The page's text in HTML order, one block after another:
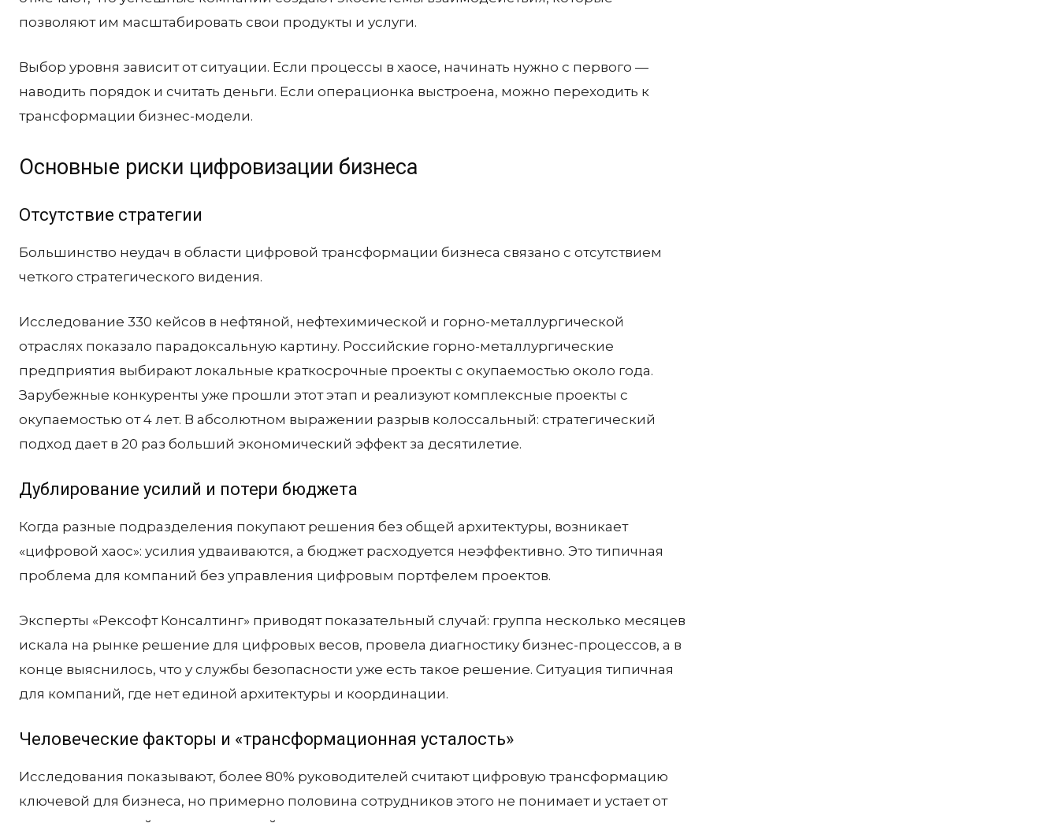
позволяют им масштабировать свои продукты и услуги.
Выбор уровня зависит от ситуации. Если процессы в хаосе, начинать нужно с первого —
наводить порядок и считать деньги. Если операционка выстроена, можно переходить к
трансформации бизнес-модели.
Основные риски цифровизации бизнеса
Отсутствие стратегии
Большинство неудач в области цифровой трансформации бизнеса связано с отсутствием
четкого стратегического видения.
Исследование 330 кейсов в нефтяной, нефтехимической и горно-металлургической
отраслях показало парадоксальную картину. Российские горно-металлургические
предприятия выбирают локальные краткосрочные проекты с окупаемостью около года.
Зарубежные конкуренты уже прошли этот этап и реализуют комплексные проекты с
окупаемостью от 4 лет. В абсолютном выражении разрыв колоссальный: стратегический
подход дает в 20 раз больший экономический эффект за десятилетие.
Дублирование усилий и потери бюджета
Когда разные подразделения покупают решения без общей архитектуры, возникает
«цифровой хаос»: усилия удваиваются, а бюджет расходуется неэффективно. Это типичная
проблема для компаний без управления цифровым портфелем проектов.
Эксперты «Рексофт Консалтинг» приводят показательный случай: группа несколько месяцев
искала на рынке решение для цифровых весов, провела диагностику бизнес-процессов, а в
конце выяснилось, что у службы безопасности уже есть такое решение. Ситуация типичная
для компаний, где нет единой архитектуры и координации.
Человеческие факторы и «трансформационная усталость»
Исследования показывают, более 80% руководителей считают цифровую трансформацию
ключевой для бизнеса, но примерно половина сотрудников этого не понимает и устает от